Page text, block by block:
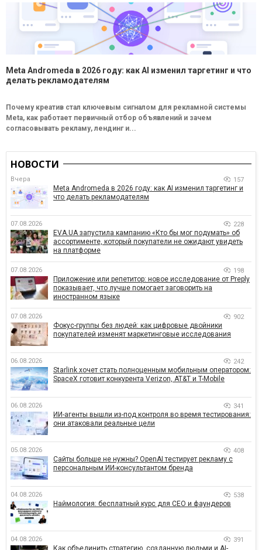
Meta Andromeda в 2026 году: как AI изменил таргетинг и что
делать рекламодателям
Почему креатив стал ключевым сигналом для рекламной системы
Meta, как работает первичный отбор объявлений и зачем
согласовывать рекламу, лендинг и...
НОВОСТИ
Вчера 157
Meta Andromeda в 2026 году: как AI изменил таргетинг и
что делать рекламодателям
07.08.2026 228
EVA.UA запустила кампанию «Кто бы мог подумать» об
ассортименте, который покупатели не ожидают увидеть
на платформе
07.08.2026 198
Приложение или репетитор: новое исследование от Preply
показывает, что лучше помогает заговорить на
иностранном языке
07.08.2026 902
Фокус-группы без людей: как цифровые двойники
покупателей изменят маркетинговые исследования
06.08.2026 242
Starlink хочет стать полноценным мобильным оператором:
SpaceX готовит конкурента Verizon, AT&T и T-Mobile
06.08.2026 341
ИИ-агенты вышли из-под контроля во время тестирования:
они атаковали реальные цели
05.08.2026 408
Сайты больше не нужны? OpenAI тестирует рекламу с
персональным ИИ-консультантом бренда
04.08.2026 538
Наймология: бесплатный курс для CEO и фаундеров
04.08.2026 391